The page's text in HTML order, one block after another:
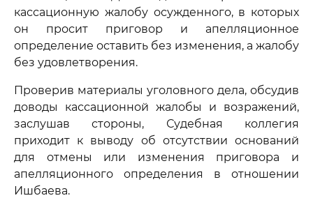
кассационную жалобу осужденного, в которых
он просит приговор и апелляционное
определение оставить без изменения, а жалобу
без удовлетворения.
Проверив материалы уголовного дела, обсудив
доводы кассационной жалобы и возражений,
заслушав стороны, Судебная коллегия
приходит к выводу об отсутствии оснований
для отмены или изменения приговора и
апелляционного определения в отношении
Ишбаева.